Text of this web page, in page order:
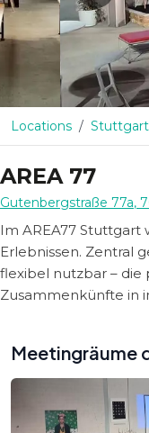
Locations Stuttgart
AREA 77
Gutenbergstraße 77a,
Im AREA77
Erlebnissen. Zentral
flexibel nutzbar –
Zusammenkünfte in
Meetingräume